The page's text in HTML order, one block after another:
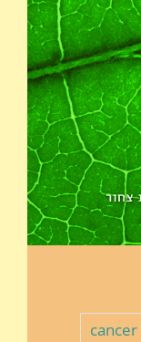
cancer